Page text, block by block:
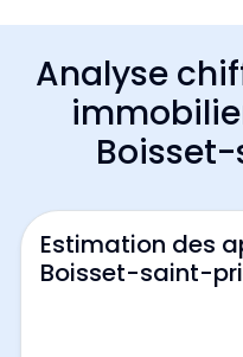
Analyse
Estimation des
Boisset-saint-